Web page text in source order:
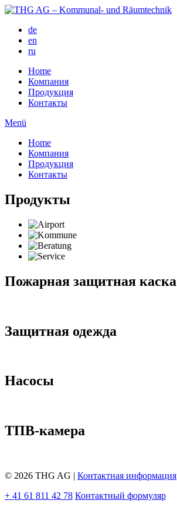
de
en
ru
Home
Компания
Продукция
Контакты
Menü
Home
Компания
Продукция
Контакты
Продукты
Пожарная защитная каска
Защитная одежда
Насосы
ТПВ-камера
© 2026 THG AG | Контактная информация
+ 41 61 811 42 78 Контактный формуляр